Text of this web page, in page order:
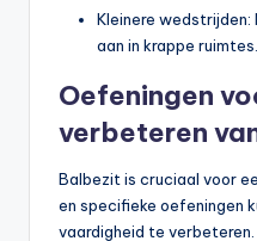
Kleinere wedstrijden:
aan in krappe ruimtes.
Oefeningen
verbeteren
Balbezit is cruciaal voor
en specifieke oefeningen
vaardigheid te